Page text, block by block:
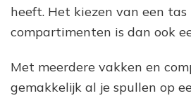
heeft. Het kiezen van een tas
compartimenten is dan ook
Met meerdere vakken en
gemakkelijk al je spullen op